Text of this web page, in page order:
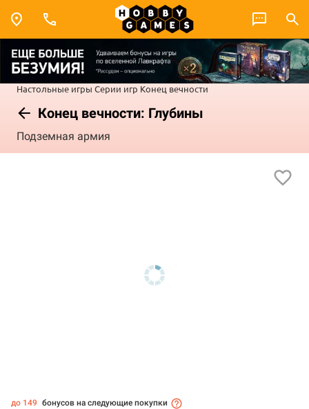
Настольные игры Серии игр Конец вечности
Конец вечности: Глубины
Подземная армия
до 149 бонусов на следующие покупки